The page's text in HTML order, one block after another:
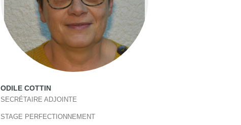
ODILE COTTIN
SECRÉTAIRE ADJOINTE
STAGE PERFECTIONNEMENT